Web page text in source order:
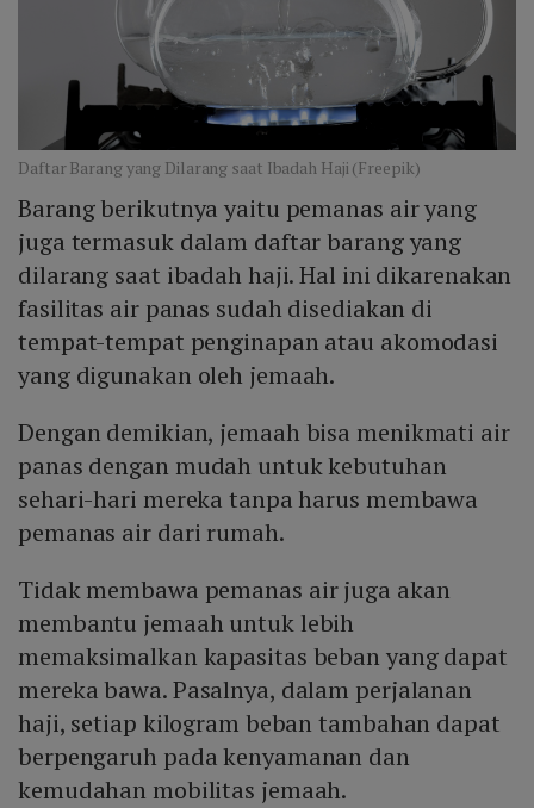
Daftar Barang yang Dilarang saat Ibadah Haji (Freepik)
Barang berikutnya yaitu pemanas air yang
juga termasuk dalam daftar barang yang
dilarang saat ibadah haji. Hal ini dikarenakan
fasilitas air panas sudah disediakan di
tempat-tempat penginapan atau akomodasi
yang digunakan oleh jemaah.
Dengan demikian, jemaah bisa menikmati air
panas dengan mudah untuk kebutuhan
sehari-hari mereka tanpa harus membawa
pemanas air dari rumah.
Tidak membawa pemanas air juga akan
membantu jemaah untuk lebih
memaksimalkan kapasitas beban yang dapat
mereka bawa. Pasalnya, dalam perjalanan
haji, setiap kilogram beban tambahan dapat
berpengaruh pada kenyamanan dan
kemudahan mobilitas jemaah.